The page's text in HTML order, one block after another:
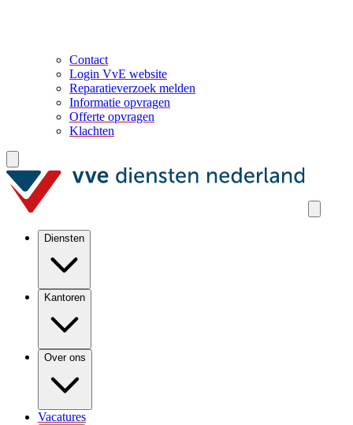
Contact
Login VvE website
Reparatieverzoek melden
Informatie opvragen
Offerte opvragen
Klachten
Diensten
Kantoren
Over ons
Vacatures